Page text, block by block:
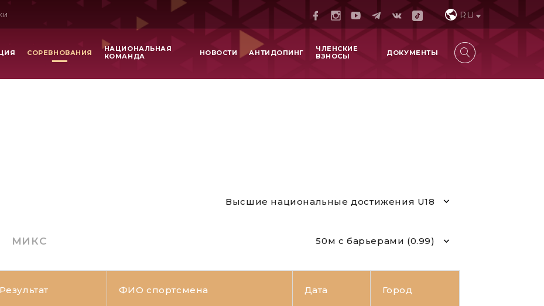
RU
СОРЕВНОВАНИЯ
НАЦИОНАЛЬНАЯ
КОМАНДА
НОВОСТИ АНТИДОПИНГ
ЧЛЕНСКИЕ
ВЗНОСЫ
ДОКУМЕНТЫ
Высшие национальные достижения U18
МИКС 50м с барьерами (0.99)
Результат ФИО спортсмена Дата Город